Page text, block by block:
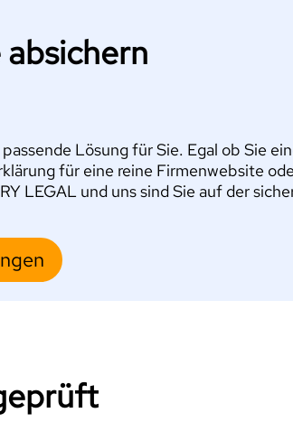
Lösung für Sie. Egal ob Sie
für eine reine Firmenwebsite
LEGAL und uns sind Sie auf der